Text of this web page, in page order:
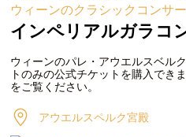
ウィーンのクラシックコンサ
インペリアルガラコ
ウィーンのパレ・アウエルスベル
トのみの公式チケットを購入でき
をご覧ください。
アウエルスペルク宮殿